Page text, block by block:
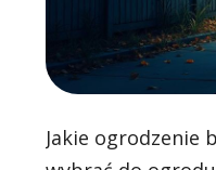
Jakie ogrodzenie